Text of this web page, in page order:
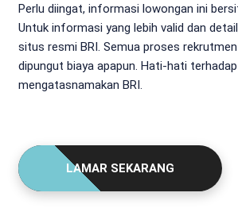
Perlu diingat, informasi lowongan ini
Untuk informasi yang lebih valid dan
situs resmi BRI. Semua proses
dipungut biaya apapun. Hati-hati
mengatasnamakan BRI.
LAMAR SEKARANG